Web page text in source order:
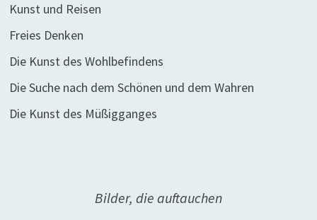
Kunst und Reisen
Freies Denken
Die Kunst des Wohlbefindens
Die Suche nach dem Schönen und dem Wahren
Die Kunst des Müßigganges
Bilder, die auftauchen